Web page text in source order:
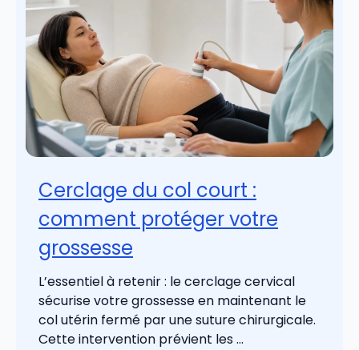
Cerclage du col court :
comment protéger votre
grossesse
L’essentiel à retenir : le cerclage cervical
sécurise votre grossesse en maintenant le
col utérin fermé par une suture chirurgicale.
Cette intervention prévient les ...